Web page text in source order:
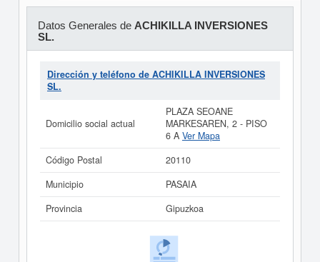
Datos Generales de ACHIKILLA INVERSIONES
SL.
Dirección y teléfono de ACHIKILLA INVERSIONES
SL.
Domicilio social actual
PLAZA SEOANE
MARKESAREN, 2 - PISO
6 A Ver Mapa
Código Postal
20110
Municipio
PASAIA
Provincia
Gipuzkoa